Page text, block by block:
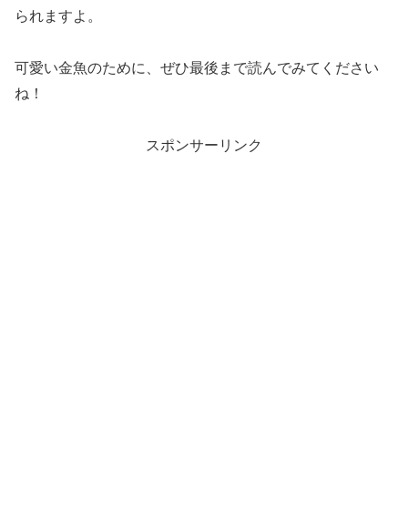
られますよ。
可愛い金魚のために、ぜひ最後まで読んでみてください
ね！
スポンサーリンク